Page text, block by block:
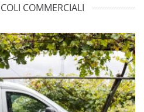
COMMERCIALI